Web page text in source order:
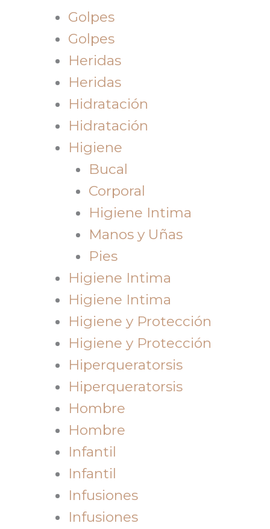
Golpes
Golpes
Heridas
Heridas
Hidratación
Hidratación
Higiene
Bucal
Corporal
Higiene Intima
Manos y Uñas
Pies
Higiene Intima
Higiene Intima
Higiene y Protección
Higiene y Protección
Hiperqueratorsis
Hiperqueratorsis
Hombre
Hombre
Infantil
Infantil
Infusiones
Infusiones